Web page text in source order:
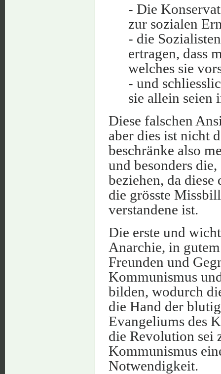
- Die
zur sozialen
- die
ertragen, dass
welches sie
- und
sie allein seien
Diese falschen
aber dies ist nicht
beschränke also
und besonders
beziehen, da
die grösste
verstandene ist.
Die erste und
Anarchie, in
Freunden und
Kommunismus
bilden, wodurch
die Hand der
Evangeliums des
die Revolution sei
Kommunismus
Notwendigkeit.